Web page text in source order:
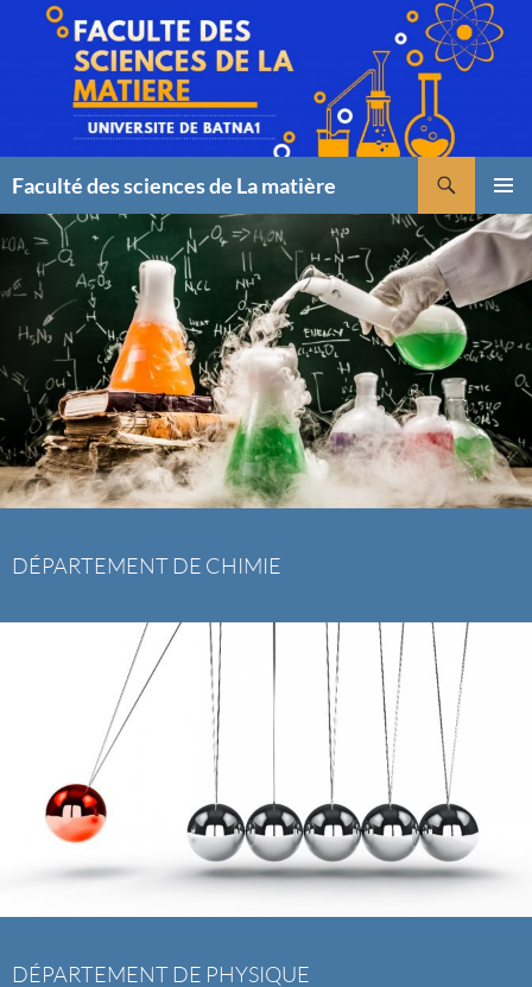
Faculté des sciences de La matière
Menu
principal
DÉPARTEMENT DE CHIMIE
DÉPARTEMENT DE PHYSIQUE